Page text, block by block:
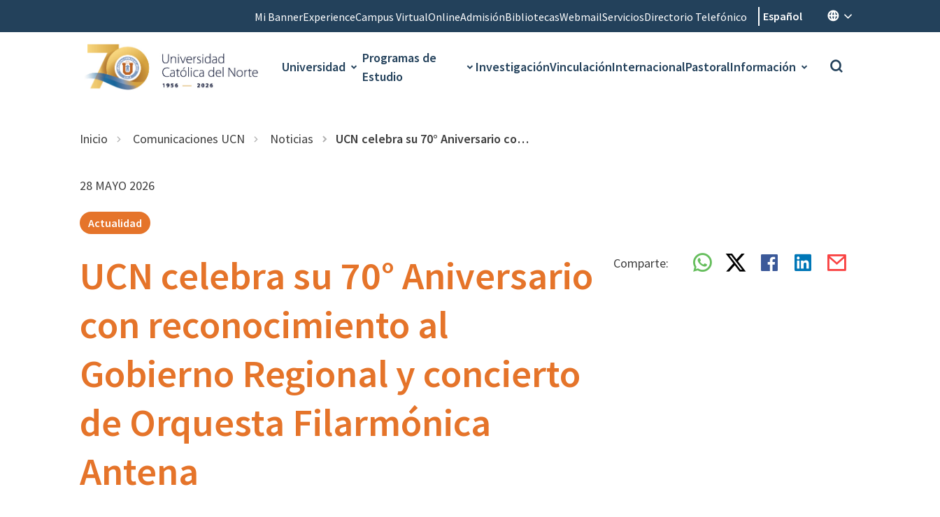
Mi BannerExperienceCampus VirtualOnlineAdmisiónBibliotecasWebmailServiciosDirectorio Telefónico Español
Universidad
Programas de
Estudio
InvestigaciónVinculaciónInternacionalPastoralInformación
Inicio Comunicaciones UCN Noticias UCN celebra su 70° Aniversario con reconocimiento al Gobierno Regional y concierto de Orquesta Filarmónica Antena
28 MAYO 2026
Actualidad
UCN celebra su 70° Aniversario
con reconocimiento al
Gobierno Regional y concierto
de Orquesta Filarmónica
Antena
Comparte: